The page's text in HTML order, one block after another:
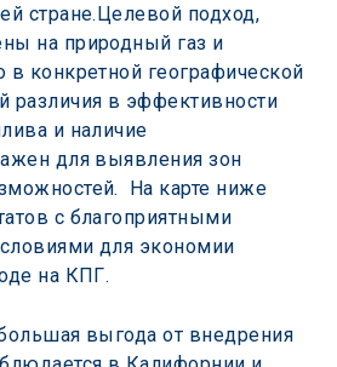
стране.Целевой подход,
на природный газ и
в конкретной географической
различия в эффективности
и наличие
для выявления зон
На карте ниже
с благоприятными
для экономии
на КПГ.
выгода от внедрения